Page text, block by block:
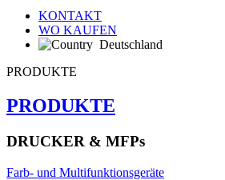
KONTAKT
WO KAUFEN
Deutschland
PRODUKTE
PRODUKTE
DRUCKER & MFPs
Farb- und Multifunktionsgeräte